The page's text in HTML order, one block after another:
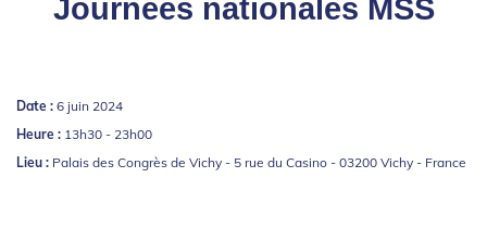
Journées nationales MSS
Date : 6 juin 2024
Heure : 13h30 - 23h00
Lieu : Palais des Congrès de Vichy - 5 rue du Casino - 03200 Vichy - France